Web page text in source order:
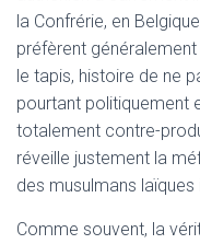
la Confrérie, en
préfèrent
le tapis, histoire de ne
pourtant politiquement
totalement contre-
réveille justement la
des musulmans laïques
Comme souvent, la